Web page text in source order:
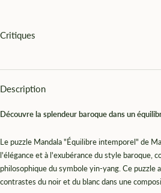
Critiques
Description
Découvre la splendeur baroque dans un
Le puzzle Mandala "Équilibre intemporel" de
l'élégance et à l'exubérance du style baroque,
philosophique du symbole yin-yang. Ce puzzle
contrastes du noir et du blanc dans une